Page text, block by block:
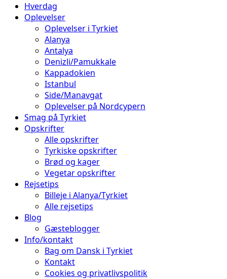
Hverdag
Oplevelser
Oplevelser i Tyrkiet
Alanya
Antalya
Denizli/Pamukkale
Kappadokien
Istanbul
Side/Manavgat
Oplevelser på Nordcypern
Smag på Tyrkiet
Opskrifter
Alle opskrifter
Tyrkiske opskrifter
Brød og kager
Vegetar opskrifter
Rejsetips
Billeje i Alanya/Tyrkiet
Alle rejsetips
Blog
Gæsteblogger
Info/kontakt
Bag om Dansk i Tyrkiet
Kontakt
Cookies og privatlivspolitik